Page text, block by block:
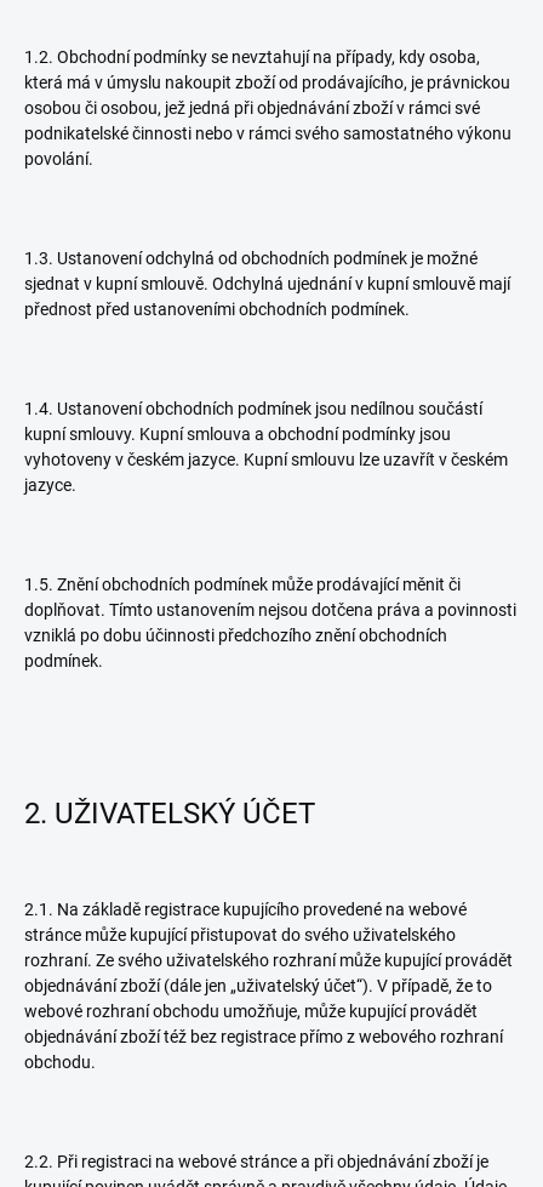
1.2. Obchodní podmínky se nevztahují na případy, kdy osoba,
která má v úmyslu nakoupit zboží od prodávajícího, je právnickou
osobou či osobou, jež jedná při objednávání zboží v rámci své
podnikatelské činnosti nebo v rámci svého samostatného výkonu
povolání.
1.3. Ustanovení odchylná od obchodních podmínek je možné
sjednat v kupní smlouvě. Odchylná ujednání v kupní smlouvě mají
přednost před ustanoveními obchodních podmínek.
1.4. Ustanovení obchodních podmínek jsou nedílnou součástí
kupní smlouvy. Kupní smlouva a obchodní podmínky jsou
vyhotoveny v českém jazyce. Kupní smlouvu lze uzavřít v českém
jazyce.
1.5. Znění obchodních podmínek může prodávající měnit či
doplňovat. Tímto ustanovením nejsou dotčena práva a povinnosti
vzniklá po dobu účinnosti předchozího znění obchodních
podmínek.
2. UŽIVATELSKÝ ÚČET
2.1. Na základě registrace kupujícího provedené na webové
stránce může kupující přistupovat do svého uživatelského
rozhraní. Ze svého uživatelského rozhraní může kupující provádět
objednávání zboží (dále jen „uživatelský účet“). V případě, že to
webové rozhraní obchodu umožňuje, může kupující provádět
objednávání zboží též bez registrace přímo z webového rozhraní
obchodu.
2.2. Při registraci na webové stránce a při objednávání zboží je